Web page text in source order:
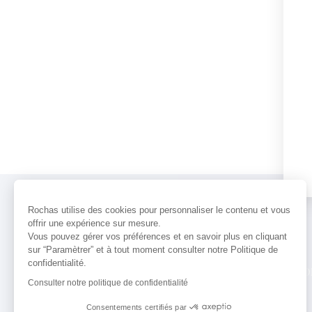
Rochas utilise des cookies pour personnaliser le contenu et vous
offrir une expérience sur mesure.
Vous pouvez gérer vos préférences et en savoir plus en cliquant
sur “Paramètrer” et à tout moment consulter notre Politique de
confidentialité.
Consulter notre politique de confidentialité
Consentements certifiés par